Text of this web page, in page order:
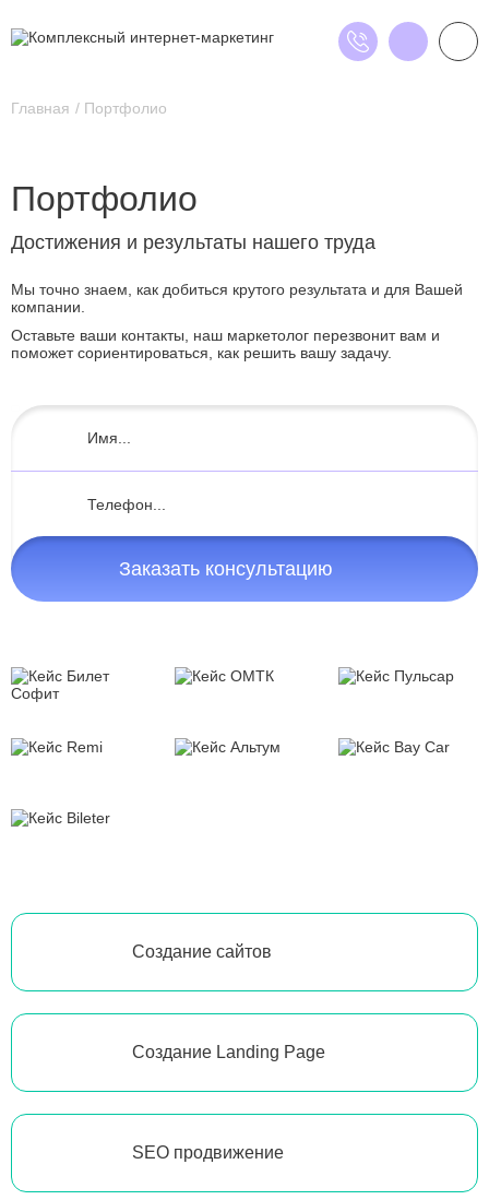
Главная Портфолио
Портфолио
Достижения и результаты нашего труда
Мы точно знаем, как добиться крутого результата и для Вашей
компании.
Оставьте ваши контакты, наш маркетолог перезвонит вам и
поможет сориентироваться, как решить вашу задачу.
Заказать консультацию
Создание сайтов
Создание Landing Page
SEO продвижение